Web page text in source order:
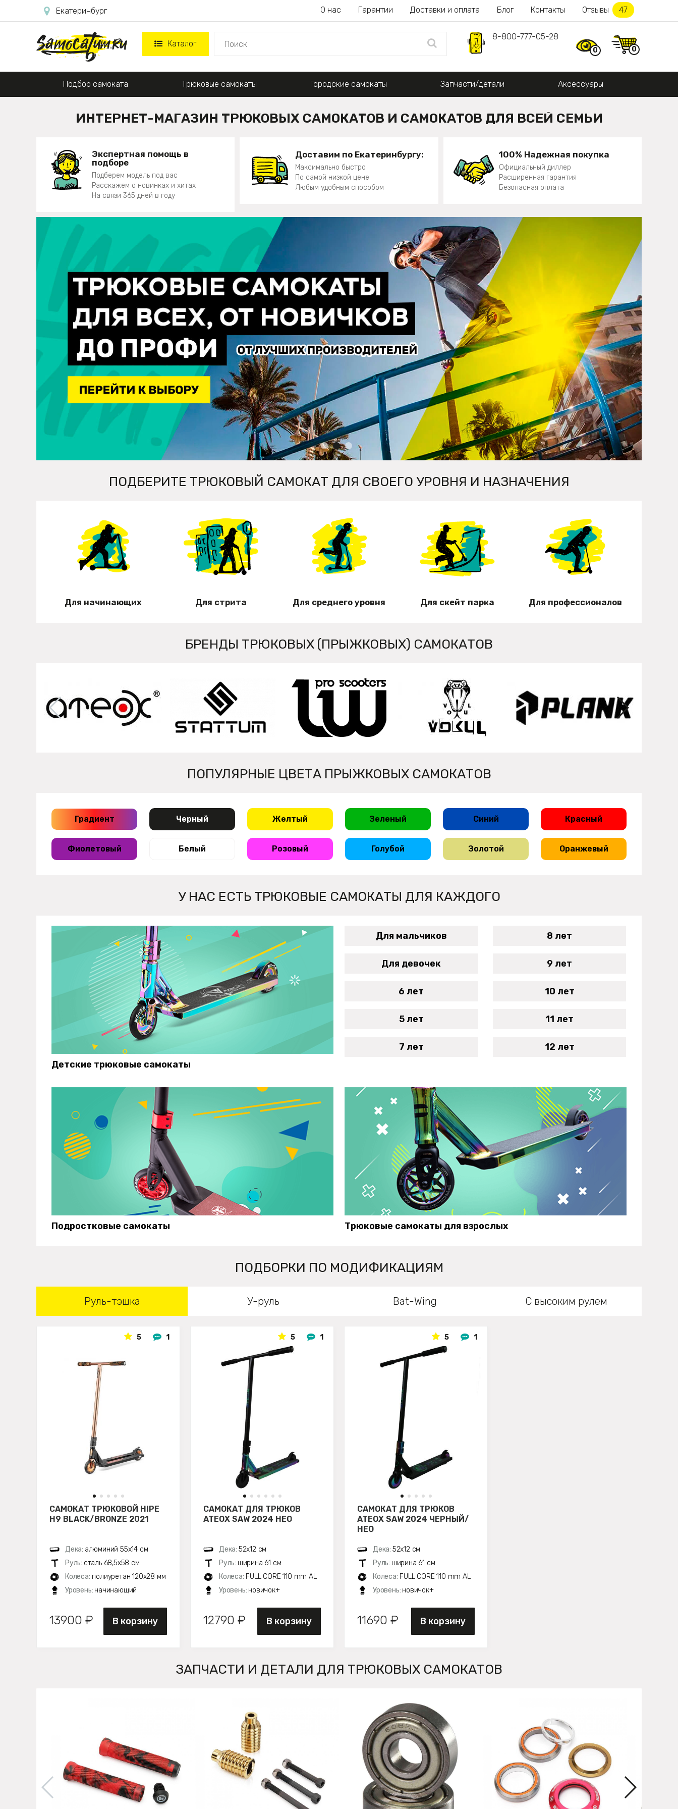
Екатеринбург О нас Гарантии Доставки и оплата Блог Контакты Отзывы 47
Каталог
8-800-777-05-28
0 0
Подбор самоката Трюковые самокаты Городские самокаты Запчасти/детали Аксессуары
ИНТЕРНЕТ-МАГАЗИН ТРЮКОВЫХ САМОКАТОВ И САМОКАТОВ ДЛЯ ВСЕЙ СЕМЬИ
Экспертная помощь в
подборе
Подберем модель под вас
Расскажем о новинках и хитах
На связи 365 дней в году
Доставим по Екатеринбургу:
Максимально быстро
По самой низкой цене
Любым удобным способом
100% Надежная покупка
Официальный диллер
Расширенная гарантия
Безопасная оплата
ПОДБЕРИТЕ ТРЮКОВЫЙ САМОКАТ ДЛЯ СВОЕГО УРОВНЯ И НАЗНАЧЕНИЯ
Для начинающих Для стрита Для среднего уровня Для скейт парка Для профессионалов
БРЕНДЫ ТРЮКОВЫХ (ПРЫЖКОВЫХ) САМОКАТОВ
ПОПУЛЯРНЫЕ ЦВЕТА ПРЫЖКОВЫХ САМОКАТОВ
Градиент Черный Желтый Зеленый Синий Красный
Фиолетовый Белый Розовый Голубой Золотой Оранжевый
У НАС ЕСТЬ ТРЮКОВЫЕ САМОКАТЫ ДЛЯ КАЖДОГО
Детские трюковые самокаты
Для мальчиков 8 лет
Для девочек 9 лет
6 лет 10 лет
5 лет 11 лет
7 лет 12 лет
Подростковые самокаты Трюковые самокаты для взрослых
ПОДБОРКИ ПО МОДИФИКАЦИЯМ
Руль-тэшка У-руль Bat-Wing С высоким рулем
5 1
САМОКАТ ТРЮКОВОЙ HIPE
H9 BLACK/BRONZE 2021
Дека: алюминий 55х14 см
Руль: сталь 68,5х58 см
Колеса: полиуретан 120x28 мм
Уровень: начинающий
13900 ₽ В корзину
5 1
САМОКАТ ДЛЯ ТРЮКОВ
ATEOX SAW 2024 НЕО
Дека: 52х12 см
Руль: ширина 61 см
Колеса: FULL CORE 110 mm AL
Уровень: новичок+
12790 ₽ В корзину
5 1
САМОКАТ ДЛЯ ТРЮКОВ
ATEOX SAW 2024 ЧЕРНЫЙ/
НЕО
Дека: 52х12 см
Руль: ширина 61 см
Колеса: FULL CORE 110 mm AL
Уровень: новичок+
11690 ₽ В корзину
ЗАПЧАСТИ И ДЕТАЛИ ДЛЯ ТРЮКОВЫХ САМОКАТОВ